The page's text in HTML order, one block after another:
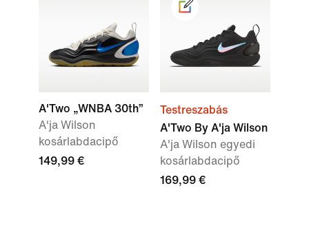
A'Two „WNBA 30th”
A'ja Wilson
kosárlabdacipő
149,99 €
Testreszabás
A'Two By A'ja Wilson
A'ja Wilson egyedi
kosárlabdacipő
169,99 €